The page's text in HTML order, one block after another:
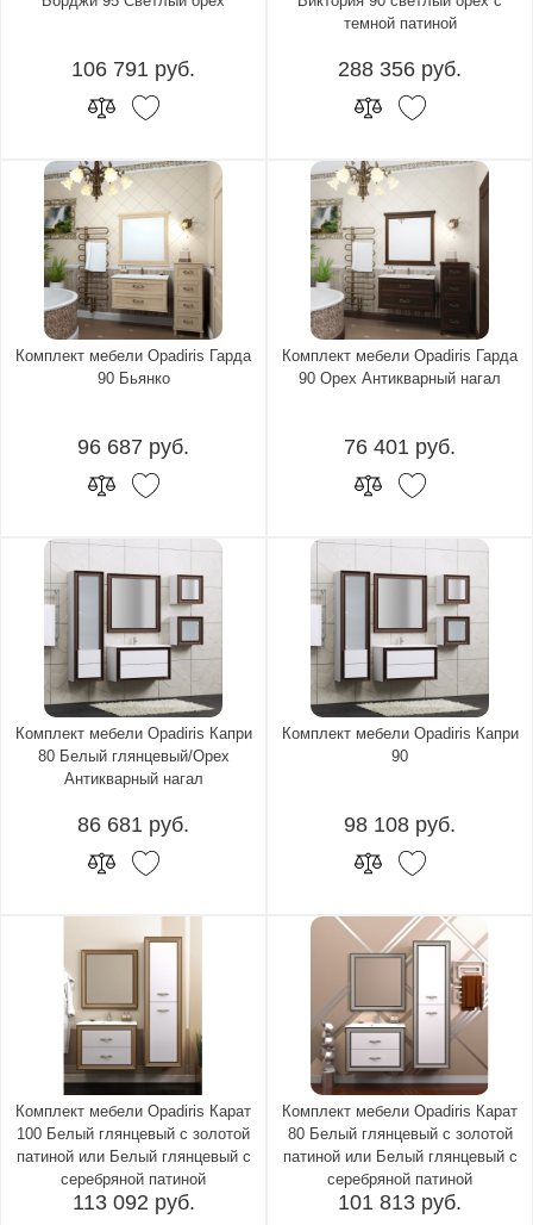
106 791 руб.
темной патиной
288 356 руб.
Комплект мебели Opadiris Гарда
90 Бьянко
96 687 руб.
Комплект мебели Opadiris Гарда
90 Орех Антикварный нагал
76 401 руб.
Комплект мебели Opadiris Капри
80 Белый глянцевый/Орех
Антикварный нагал
86 681 руб.
Комплект мебели Opadiris Капри
90
98 108 руб.
Комплект мебели Opadiris Карат
100 Белый глянцевый с золотой
патиной или Белый глянцевый с
серебряной патиной
113 092 руб.
Комплект мебели Opadiris Карат
80 Белый глянцевый с золотой
патиной или Белый глянцевый с
серебряной патиной
101 813 руб.